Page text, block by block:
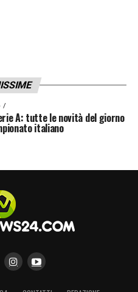
A: tutte le novità del giorno
italiano